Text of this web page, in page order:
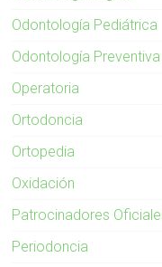
Odontología Pediátrica
Odontología Preventiva
Operatoria
Ortodoncia
Ortopedia
Oxidación
Patrocinadores
Periodoncia